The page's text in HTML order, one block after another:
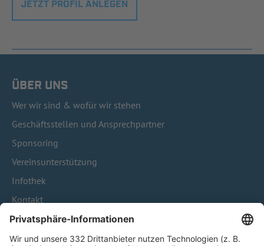
JETZT PROFIL ANLEGEN
ÜBER UNS
Wer wir sind & wofür wir stehen
Geschäftsstellen und Ansprechpartner
Sponsoring
Vereinsunterstützung
Infothek
Kontakt
HÄUFIG BESUCHTE SEITEN